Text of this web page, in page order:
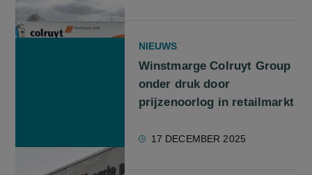
NIEUWS
Winstmarge Colruyt Group
onder druk door
prijzenoorlog in retailmarkt
17 DECEMBER 2025